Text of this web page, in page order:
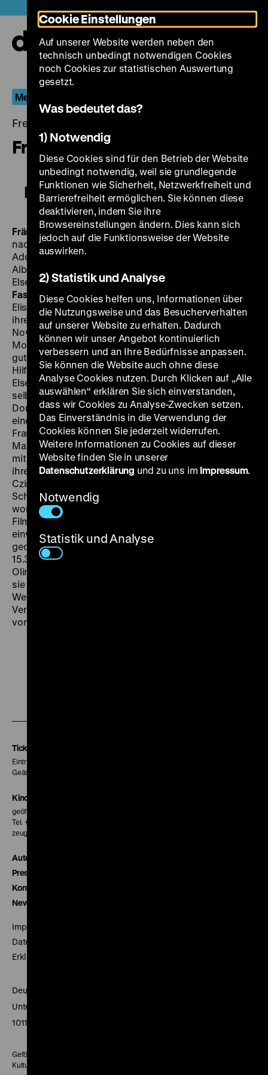
zum
Seiteninhalt
springen
Menschen im Hotel
Freitag, 29. Januar 2016, 19.00 - 00.00 Uhr
Fräulein Else
Fräulein Else
Fräulein ElseD 1929, R: Paul Czinner, B: Paul Czinner,
nach Motiven von Arthur Schnitzler, K: Karl Freund,
Adolf Schlasy, Robert Baberske, D: Elisabeth Bergner,
Albert Bassermann, Albert Steinrück, Adele Sandrock,
Else Heller, Jack Trevor, 89’ ·35 mm, restaurierte
Fassung FR 29.01. um 19 Uhr ·Am Flügel: Eunice Martins
Elisabeth Bergner, schön, zart und zerbrechlich, in
ihrem letzten Stummfilm, basierend auf Motiven der
Novelle Arthur Schnitzlers aus dem Jahr 1924, dem
Monolog einer jungen, verzweifelten Frau aus
gutbürgerlichem Hause: Im Urlaub erreicht Else ein
Hilferuf der Mutter, der Vater habe Geld veruntreut und
Else müsse den Kunsthändler Dorsday, der sich im
selben Urlaubsort aufhält, um ein Darlehen bitten.
Dorsday erklärt sich einverstanden, jedoch stellt er
eine Bedingung: Er möchte Else nackt sehen. Die junge
Frau ringt mit sich. Schließlich geht sie nur mit einem
Mantel bekleidet zu Dorsday… Die Stummfilmversion
mit Bergner als Else entstand 1928 unter der Regie
ihres Stammregisseurs und späteren Ehemanns Paul
Czinner. Zeitgleich führte Bergner Gespräche mit
Schnitzler über eine Bühnenfassung, in der sein Werk
wortgetreu vorgetragen werden sollte. Mit der
Filmversion dagegen war der Autor überhaupt nicht
einverstanden: „eine ganz andere Else als ich
gedichtet hatte“ (Brief an Clara Katharina Pollaczek,
15.3.1929). In der
Olimsky hingegen begeistert von Elisabeth Bergner,
sie „entzückt wieder durch die Musikalität ihres
Wesens, durch das wunderbar Natürliche und zugleich
Verhaltene ihres Spiels“ (8.3.1929). (obr) Wir zeigen die
von der Cineteca di Bologna restaurierte Fassung.
Tickets
Eintritt 5 €
Geänderte Preise sind im Programm vermerkt.
Kinokasse
geöffnet 30 Minuten vor Beginn der ersten Vorstellung
Tel. + 49 30 20304-770
zeughauskino@dhm.de
Autor*innen
Presse
Kontakt
Newsletter
Impressum
Datenschutz
Erklärung digitale Barrierefreiheit
Deutsches Historisches Museum
Unter den Linden 2
10117 Berlin
Gefördert mit Mitteln des Beauftragten der Bundesregierung für
Kultur und Medien
Cookie Einstellungen
Auf unserer Website werden neben den
technisch unbedingt notwendigen Cookies
noch Cookies zur statistischen Auswertung
gesetzt.
Was bedeutet das?
1) Notwendig
Diese Cookies sind für den Betrieb der Website
unbedingt notwendig, weil sie grundlegende
Funktionen wie Sicherheit, Netzwerkfreiheit und
Barrierefreiheit ermöglichen. Sie können diese
deaktivieren, indem Sie ihre
Browsereinstellungen ändern. Dies kann sich
jedoch auf die Funktionsweise der Website
auswirken.
2) Statistik und Analyse
Diese Cookies helfen uns, Informationen über
die Nutzungsweise und das Besucherverhalten
auf unserer Website zu erhalten. Dadurch
können wir unser Angebot kontinuierlich
verbessern und an Ihre Bedürfnisse anpassen.
Sie können die Website auch ohne diese
Analyse Cookies nutzen. Durch Klicken auf „Alle
auswählen“ erklären Sie sich einverstanden,
dass wir Cookies zu Analyse-Zwecken setzen.
Das Einverständnis in die Verwendung der
Cookies können Sie jederzeit widerrufen.
Weitere Informationen zu Cookies auf dieser
Website finden Sie in unserer
Datenschutzerklärung und zu uns im Impressum.
Notwendig
Statistik und Analyse